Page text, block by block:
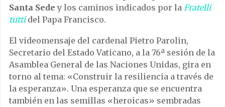
Santa Sede y los caminos indicados por la Fratelli
tuttidel Papa Francisco.
El videomensaje del cardenal Pietro Parolin,
Secretario del Estado Vaticano, a la 76ª sesión de la
Asamblea General de las Naciones Unidas, gira en
torno al tema: «Construir la resiliencia a través de
la esperanza». Una esperanza que se encuentra
también en las semillas «heroicas» sembradas